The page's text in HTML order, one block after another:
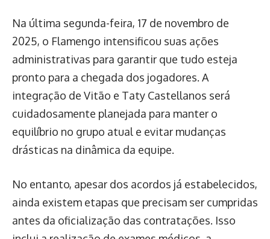
Na última segunda-feira, 17 de novembro de
2025, o Flamengo intensificou suas ações
administrativas para garantir que tudo esteja
pronto para a chegada dos jogadores. A
integração de Vitão e Taty Castellanos será
cuidadosamente planejada para manter o
equilíbrio no grupo atual e evitar mudanças
drásticas na dinâmica da equipe.
No entanto, apesar dos acordos já estabelecidos,
ainda existem etapas que precisam ser cumpridas
antes da oficialização das contratações. Isso